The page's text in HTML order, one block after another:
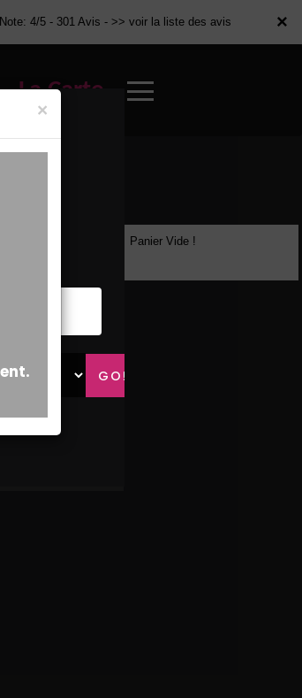
×
Note: 4/5 - 301 Avis - >> voir la liste des avis
La Carte
×
Panier Vide !
×